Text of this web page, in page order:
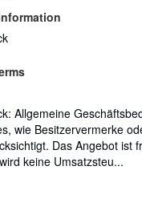
Allgemeine
wie Besitzervermerke
Das Angebot ist
keine Umsatzsteu...